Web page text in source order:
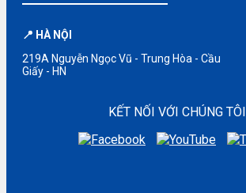
📍 HÀ NỘI
219A Nguyễn Ngọc Vũ - Trung Hòa - Cầu
Giấy - HN
KẾT NỐI VỚI CHÚNG TÔI